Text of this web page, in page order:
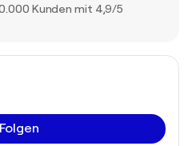
Kunden mit 4,9/5
Folgen